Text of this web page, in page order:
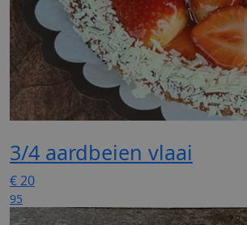
3/4 aardbeien vlaai
€20
95